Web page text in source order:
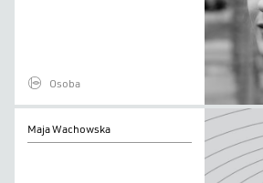
Osoba
Wachowska
Maja Wachowska